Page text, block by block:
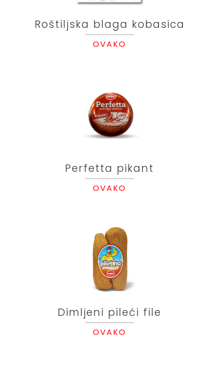
Roštiljska blaga kobasica
OVAKO
Perfetta pikant
OVAKO
Dimljeni pileći file
OVAKO